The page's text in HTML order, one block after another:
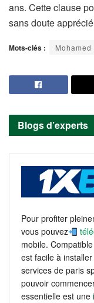
ans. Cette clause
sans doute
Mots-clés : Mohamed
Blogs d’experts
Pour profiter
vous pouvez
mobile.
est facile à
services de paris
pouvoir
essentielle est une